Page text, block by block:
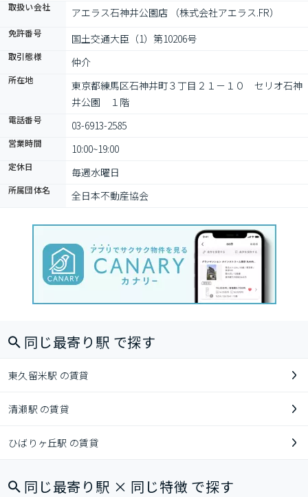
取扱い会社 アエラス石神井公園店 （株式会社アエラス.FR）
免許番号 国土交通大臣（1）第10206号
取引態様 仲介
所在地
東京都練馬区石神井町３丁目２１－１０　セリオ石神
井公園　１階
電話番号 03-6913-2585
営業時間 10:00~19:00
定休日 毎週水曜日
所属団体名 全日本不動産協会
同じ最寄り駅 で探す
東久留米駅 の賃貸
清瀬駅 の賃貸
ひばりヶ丘駅 の賃貸
同じ最寄り駅 × 同じ特徴 で探す